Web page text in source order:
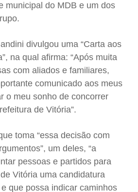
municipal do MDB e um dos
divulgou uma “Carta aos
na qual afirma: “Após muita
com aliados e familiares,
comunicado aos meus
o meu sonho de concorrer
de Vitória”.
toma “essa decisão com
um deles, “a
pessoas e partidos para
Vitória uma candidatura
que possa indicar caminhos